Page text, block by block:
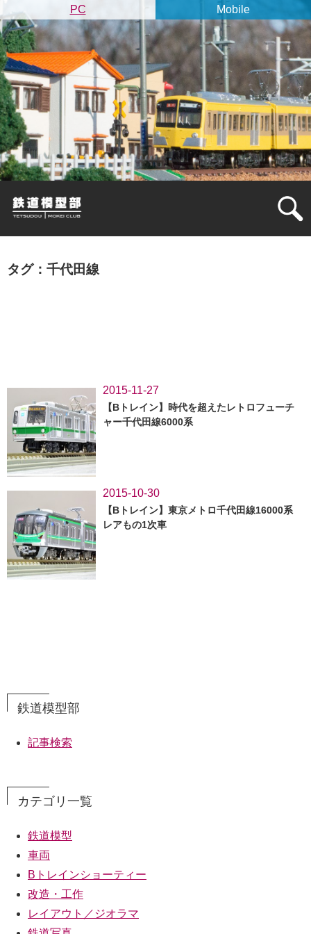
PC Mobile
タグ：千代田線
2015-11-27
【Bトレイン】時代を超えたレトロフューチ
ャー千代田線6000系
2015-10-30
【Bトレイン】東京メトロ千代田線16000系
レアもの1次車
鉄道模型部
記事検索
カテゴリ一覧
鉄道模型
車両
Bトレインショーティー
改造・工作
レイアウト／ジオラマ